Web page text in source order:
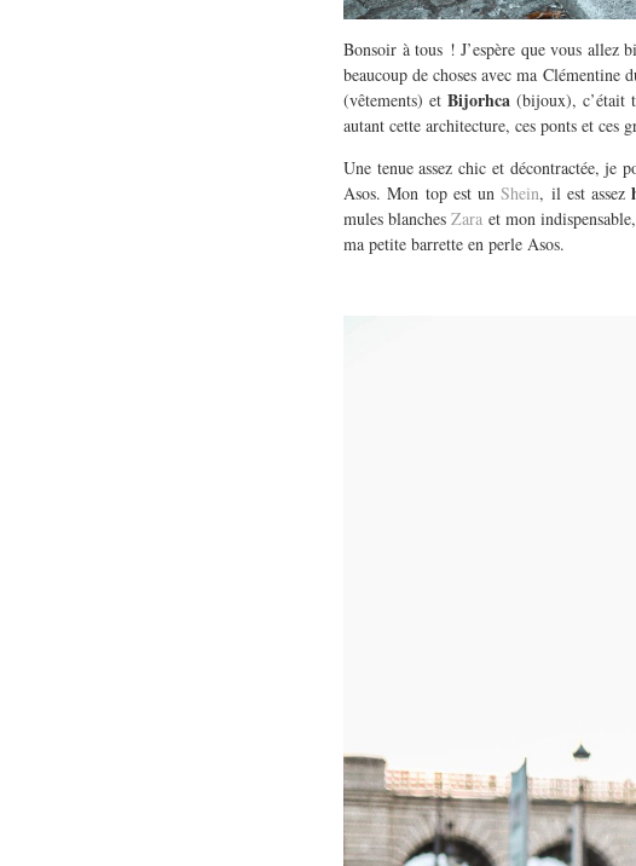
Bonsoir à tous ! J’espère que vous allez
beaucoup de choses avec ma Clémentine
(vêtements) et Bijorhca(bijoux), c’était
autant cette architecture, ces ponts et ces
Une tenue assez chic et décontractée, je
Asos. Mon top est unShein, il est assez
mules blanchesZara et mon
ma petite barrette en perle Asos.